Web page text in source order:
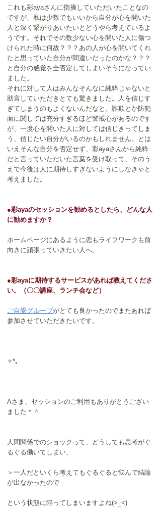
これも彩ayaさんに指摘していただいたことなの
ですが、私は少数でもいいから自分が心を開いた
人と深く繋がりあいたいとどうやら考えているよ
うです。それでその数少ない心を開いた人に傷つ
けられた時に何故？？？あの人が心を開いてくれ
たと思っていた自分が間違いだったのかな？？？
と自分の感覚を全否定してしまいそうになってい
ました。
それに対して人はみんなそんなに純粋じゃないと
助言していただきとても驚きました。人を信じす
ぎてしまうのもよくないんだなと。詐欺とか防犯
面に関しては充分すぎるほど警戒心があるのです
が、一度心を開いた人に対しては信じきってしま
う、信じたい自分がいるのかもしれません。とは
いえそんな自分を否定せず、彩ayaさんから純粋
だと言っていただいた言葉を受け取って、そのう
えで今後は人に期待しすぎないようにしなきゃと
考えました。
●彩ayaのセッションを勧めるとしたら、どんな人
に勧めますか？
ホームページにあるように恋もライフワークも前
向きに頑張っていきたい人へ。
●彩ayaに期待するサービスがあれば教えてくださ
い。（〇〇講座、ランチ会など）
ご自愛グループがとても良かったのでまたあれば
参加させていただきたいです。
✧*｡
Aさま、セッションのご利用もありがとうござい
ました＾＾
人間関係でのショックって、どうしても思考がぐ
るぐる働いてしまい、
＞一人だといくら考えてもぐるぐると悩んで結論
が出なかったので
という状態に陥ってしまいますよね(>_<)